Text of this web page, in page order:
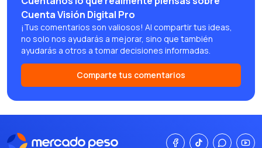
Cuenta Visión Digital Pro
¡Tus comentarios son valiosos! Al compartir tus ideas,
no solo nos ayudarás a mejorar, sino que también
ayudarás a otros a tomar decisiones informadas.
Comparte tus comentarios